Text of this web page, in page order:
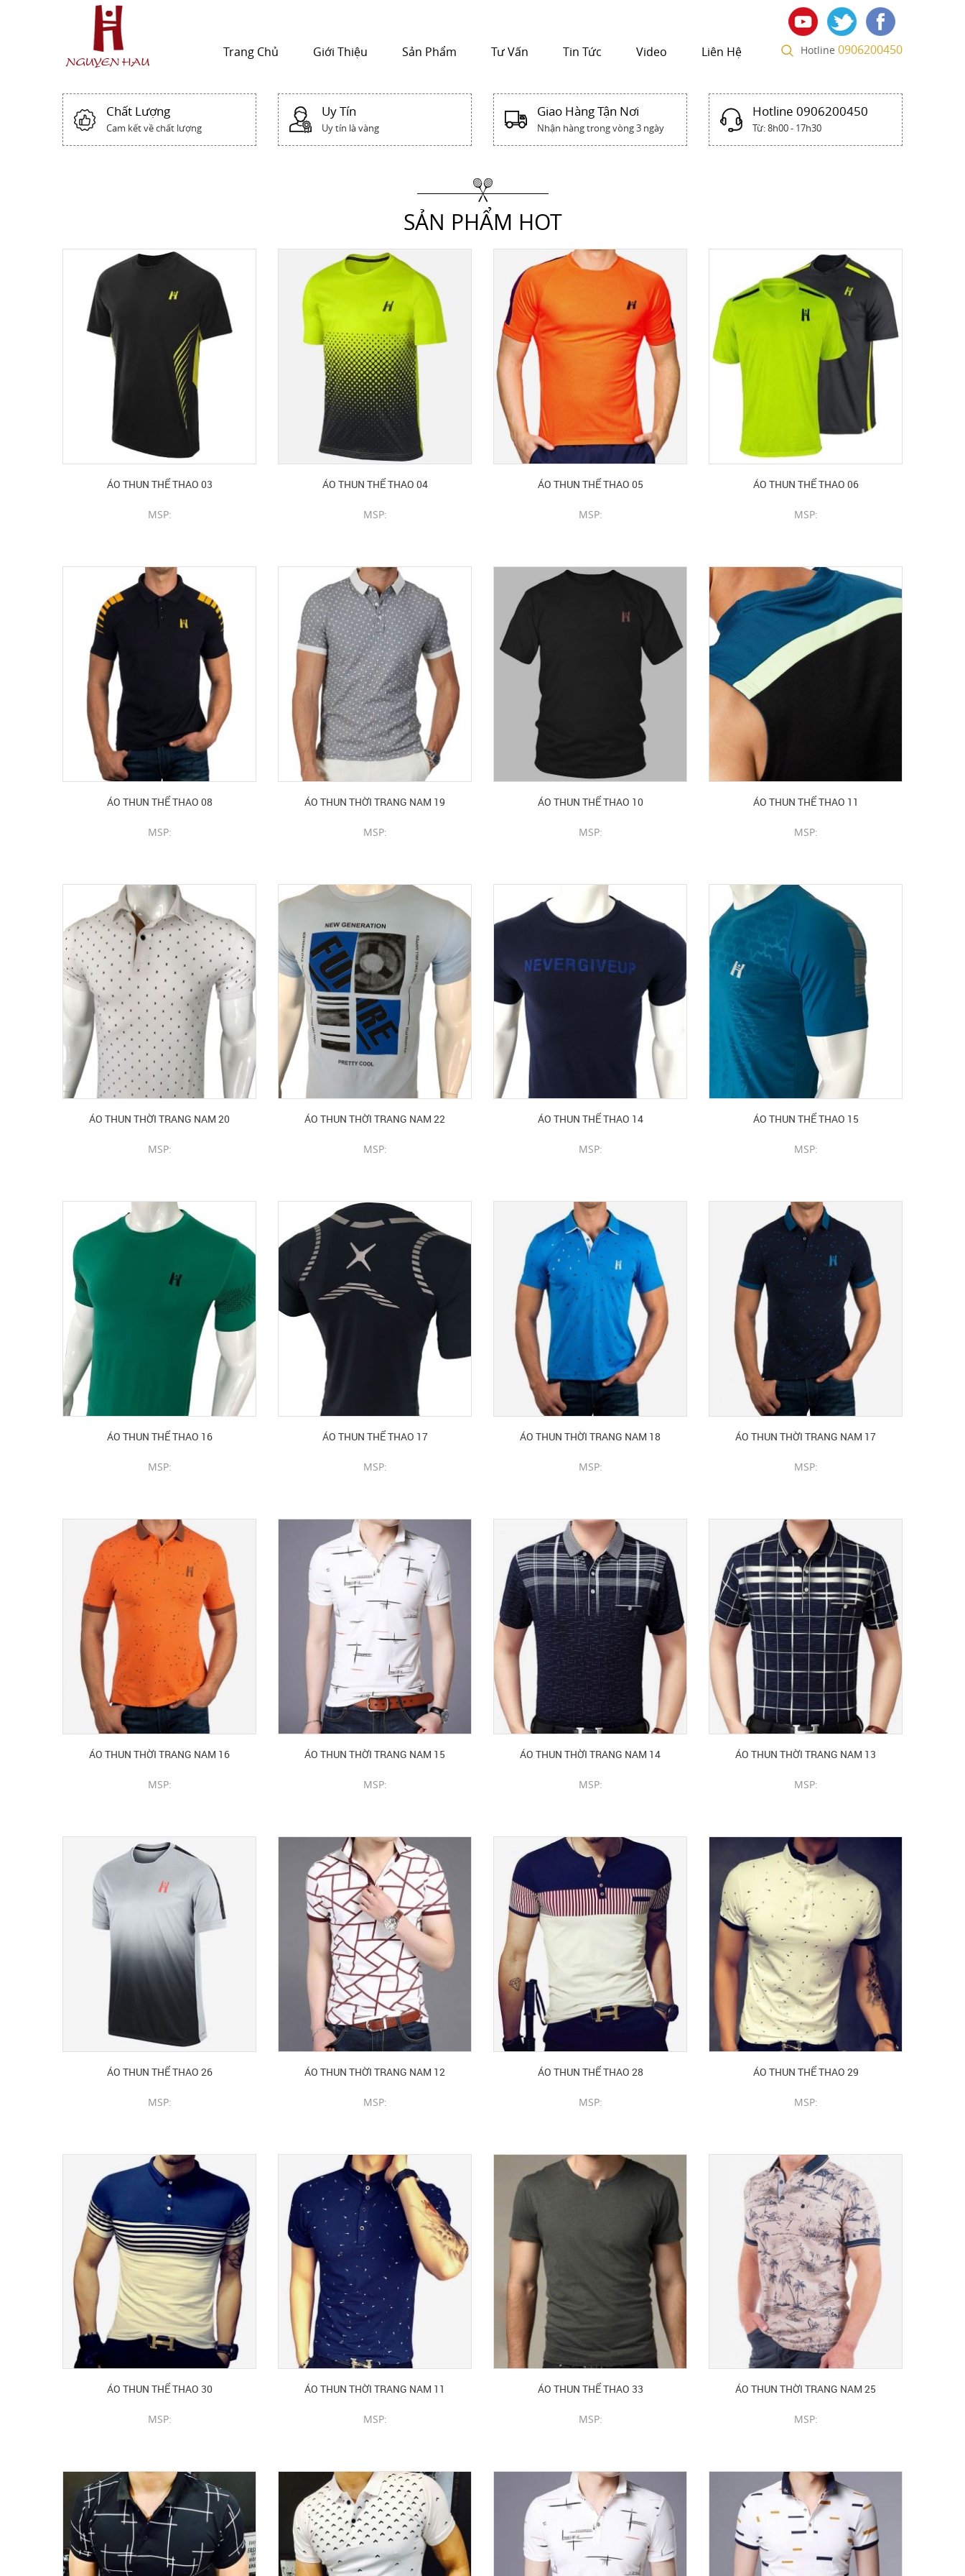
Trang Chủ Giới Thiệu Sản Phẩm Tư Vấn Tin Tức Video Liên Hệ Hotline 0906200450
Chất Lượng
Cam kết về chất lượng
Uy Tín
Uy tín là vàng
Giao Hàng Tận Nơi
Nhận hàng trong vòng 3 ngày
Hotline 0906200450
Từ: 8h00 - 17h30
SẢN PHẨM HOT
ÁO THUN THỂ THAO 03
MSP:
ÁO THUN THỂ THAO 04
MSP:
ÁO THUN THỂ THAO 05
MSP:
ÁO THUN THỂ THAO 06
MSP:
ÁO THUN THỂ THAO 08
MSP:
ÁO THUN THỜI TRANG NAM 19
MSP:
ÁO THUN THỂ THAO 10
MSP:
ÁO THUN THỂ THAO 11
MSP:
ÁO THUN THỜI TRANG NAM 20
MSP:
ÁO THUN THỜI TRANG NAM 22
MSP:
ÁO THUN THỂ THAO 14
MSP:
ÁO THUN THỂ THAO 15
MSP:
ÁO THUN THỂ THAO 16
MSP:
ÁO THUN THỂ THAO 17
MSP:
ÁO THUN THỜI TRANG NAM 18
MSP:
ÁO THUN THỜI TRANG NAM 17
MSP:
ÁO THUN THỜI TRANG NAM 16
MSP:
ÁO THUN THỜI TRANG NAM 15
MSP:
ÁO THUN THỜI TRANG NAM 14
MSP:
ÁO THUN THỜI TRANG NAM 13
MSP:
ÁO THUN THỂ THAO 26
MSP:
ÁO THUN THỜI TRANG NAM 12
MSP:
ÁO THUN THỂ THAO 28
MSP:
ÁO THUN THỂ THAO 29
MSP:
ÁO THUN THỂ THAO 30
MSP:
ÁO THUN THỜI TRANG NAM 11
MSP:
ÁO THUN THỂ THAO 33
MSP:
ÁO THUN THỜI TRANG NAM 25
MSP: